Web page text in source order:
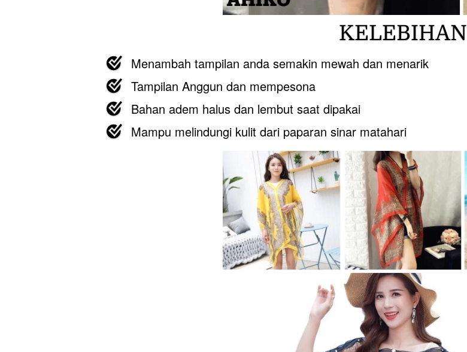
KELEBIHAN
Menambah tampilan anda semakin mewah dan menarik
Tampilan Anggun dan mempesona
Bahan adem halus dan lembut saat dipakai
Mampu melindungi kulit dari paparan sinar matahari